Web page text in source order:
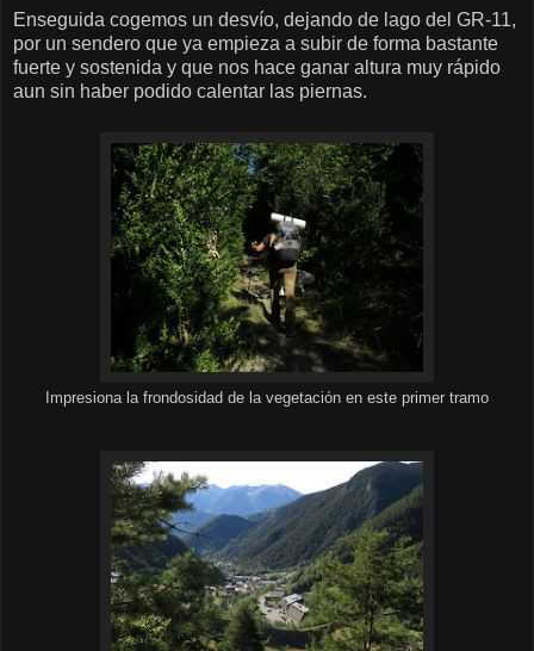
Enseguida cogemos un desvío, dejando de lago del GR-11,
por un sendero que ya empieza a subir de forma bastante
fuerte y sostenida y que nos hace ganar altura muy rápido
aun sin haber podido calentar las piernas.
Impresiona la frondosidad de la vegetación en este primer tramo